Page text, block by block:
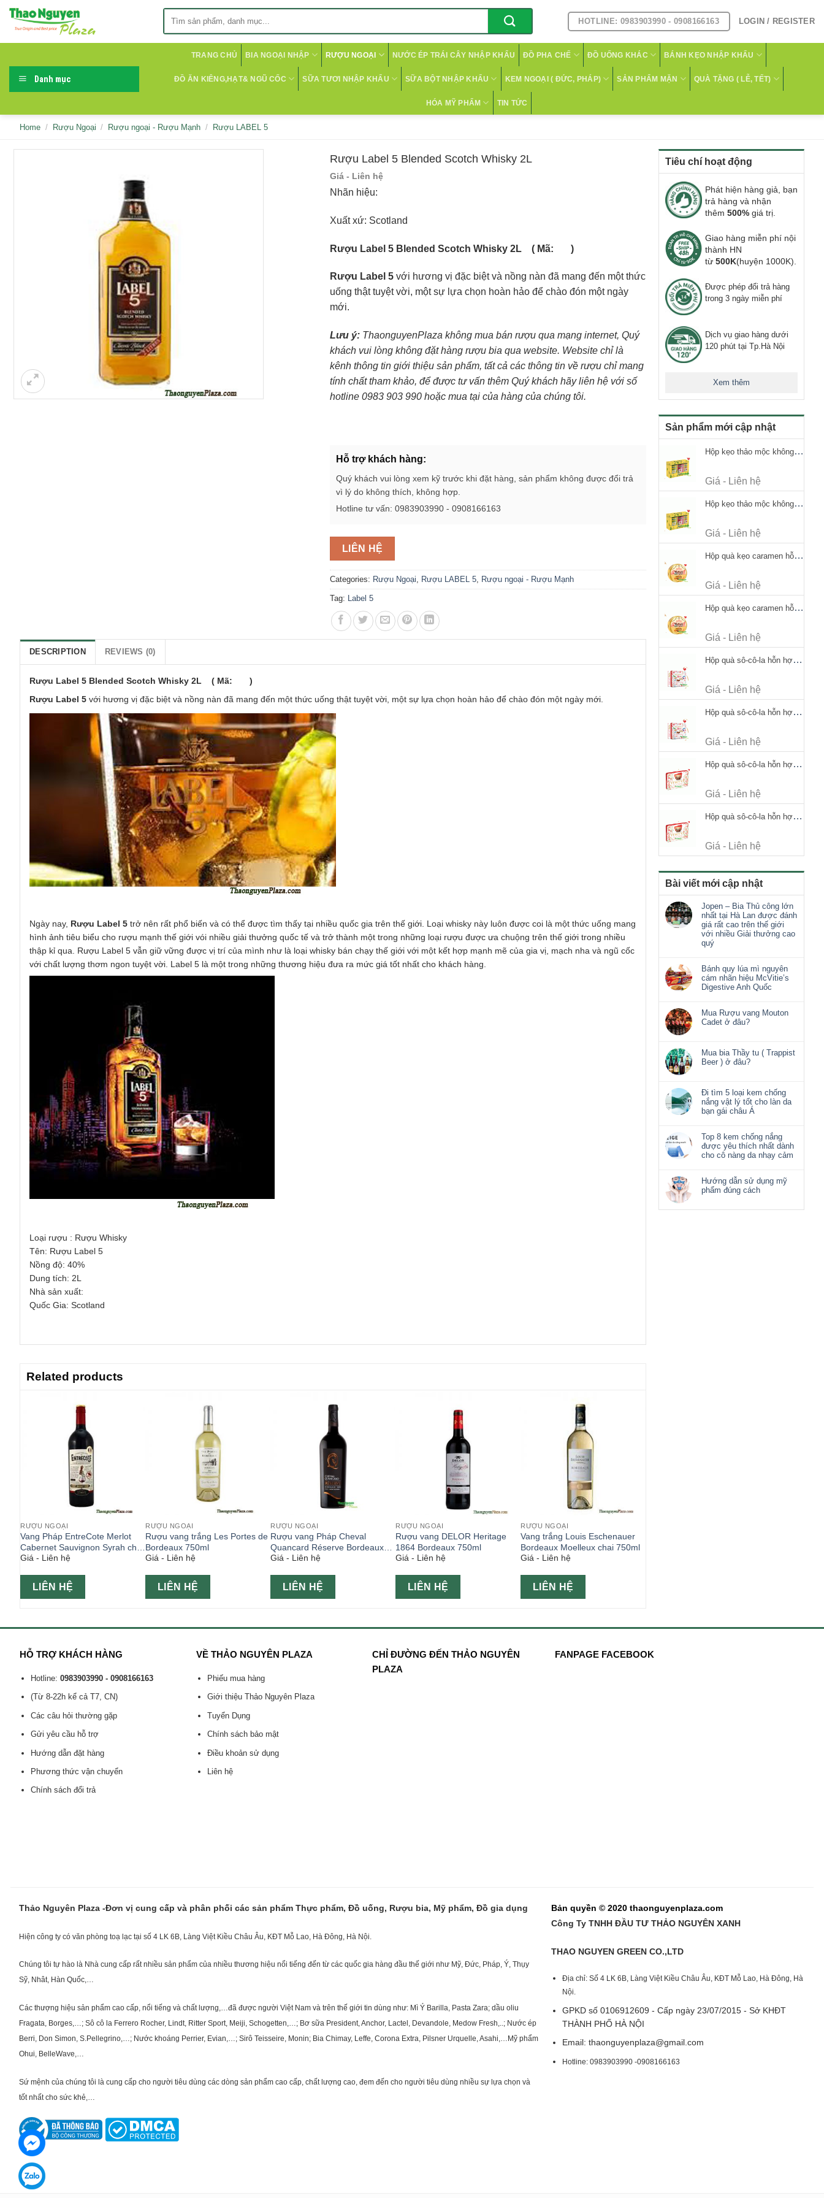
Skip
HOTLINE: 0983903990 - 0908166163 LOGIN / REGISTER
Danh mục
TRANG CHỦ BIA NGOẠI NHẬP RƯỢU NGOẠI NƯỚC ÉP TRÁI CÂY NHẬP KHẨU ĐỒ PHA CHẾ ĐỒ UỐNG KHÁC BÁNH KẸO NHẬP KHẨU
ĐỒ ĂN KIÊNG,HẠT& NGŨ CỐC SỮA TƯƠI NHẬP KHẨU SỮA BỘT NHẬP KHẨU KEM NGOẠI ( ĐỨC, PHÁP) SẢN PHẨM MẶN QUÀ TẶNG ( LỄ, TẾT)
HÓA MỸ PHẨM TIN TỨC
Home / Rượu Ngoại / Rượu ngoại - Rượu Mạnh / Rượu LABEL 5
Tiêu chí hoạt động
Phát hiện hàng giả, bạn
trả hàng và nhận
thêm 500% giá trị.
Giao hàng miễn phí nội
thành HN
từ 500K(huyện 1000K).
Được phép đổi trả hàng
trong 3 ngày miễn phí
Dịch vụ giao hàng dưới
120 phút tại Tp.Hà Nội
Xem thêm
Sản phẩm mới cập nhật
Hộp kẹo thảo mộc không đường Ricola Signature 112.5g
Giá - Liên hệ
Hộp kẹo thảo mộc không đường Ricola Signature 112.5g
Giá - Liên hệ
Hộp quà kẹo caramen hỗn hợp Werther's Original Caramel Candy 170g
Giá - Liên hệ
Hộp quà kẹo caramen hỗn hợp Werther's Original Caramel Candy 170g
Giá - Liên hệ
Hộp quà sô-cô-la hỗn hợp Merci Petits Chocolate Collection 125g thiếc
Giá - Liên hệ
Hộp quà sô-cô-la hỗn hợp Merci Petits Chocolate Collection 125g thiếc
Giá - Liên hệ
Hộp quà sô-cô-la hỗn hợp Merci Finest Selection 250g thiếc
Giá - Liên hệ
Hộp quà sô-cô-la hỗn hợp Merci Finest Selection 250g thiếc
Giá - Liên hệ
Bài viết mới cập nhật
Jopen – Bia Thủ công lớn
nhất tại Hà Lan được đánh
giá rất cao trên thế giới
với nhiều Giải thưởng cao
quý
Bánh quy lúa mì nguyên
cám nhãn hiệu McVitie’s
Digestive Anh Quốc
Mua Rượu vang Mouton
Cadet ở đâu?
Mua bia Thầy tu ( Trappist
Beer ) ở đâu?
Đi tìm 5 loại kem chống
nắng vật lý tốt cho làn da
bạn gái châu Á
Top 8 kem chống nắng
được yêu thích nhất dành
cho cô nàng da nhạy cảm
Hướng dẫn sử dụng mỹ
phẩm đúng cách
Rượu Label 5 Blended Scotch Whisky 2L
Giá - Liên hệ
Nhãn hiệu:
Xuất xứ: Scotland
Rượu Label 5 Blended Scotch Whisky 2L ( Mã: )
Rượu Label 5 với hương vị đặc biệt và nồng nàn đã mang đến một thức
uống thật tuyệt vời, một sự lựa chọn hoàn hảo để chào đón một ngày
mới.
Lưu ý: ThaonguyenPlaza không mua bán rượu qua mạng internet, Quý
khách vui lòng không đặt hàng rượu bia qua website. Website chỉ là
kênh thông tin giới thiệu sản phẩm, tất cả các thông tin về rượu chỉ mang
tính chất tham khảo, để được tư vấn thêm Quý khách hãy liên hệ với số
hotline 0983 903 990 hoặc mua tại của hàng của chúng tôi.
Hỗ trợ khách hàng:
Quý khách vui lòng xem kỹ trước khi đặt hàng, sản phẩm không được đổi trả
vì lý do không thích, không hợp.
Hotline tư vấn: 0983903990 - 0908166163
LIÊN HỆ
Categories: Rượu Ngoại, Rượu LABEL 5, Rượu ngoại - Rượu Mạnh
Tag: Label 5
DESCRIPTION REVIEWS (0)
Rượu Label 5 Blended Scotch Whisky 2L ( Mã: )
Rượu Label 5 với hương vị đặc biệt và nồng nàn đã mang đến một thức uống thật tuyệt vời, một sự lựa chọn hoàn hảo để chào đón một ngày mới.
Ngày nay, Rượu Label 5 trở nên rất phổ biến và có thể được tìm thấy tại nhiều quốc gia trên thế giới. Loại whisky này luôn được coi là một thức uống mang
hình ảnh tiêu biểu cho rượu mạnh thế giới vói nhiều giải thưởng quốc tế và trở thành một trong những loại rượu được ưa chuộng trên thế giới trong nhiều
thập kỉ qua. Rượu Label 5 vẫn giữ vững được vị trí của mình như là loại whisky bán chạy thế giới với một kết hợp mạnh mẽ của gia vị, mạch nha và ngũ cốc
với chất lượng thơm ngon tuyệt vời. Label 5 là một trong những thương hiệu đưa ra mức giá tốt nhất cho khách hàng.
Loại rượu : Rượu Whisky
Tên: Rượu Label 5
Nồng độ: 40%
Dung tích: 2L
Nhà sản xuất:
Quốc Gia: Scotland
Related products
RƯỢU NGOẠI
Vang Pháp EntreCote Merlot
Cabernet Sauvignon Syrah chai
750ml
Giá - Liên hệ
LIÊN HỆ
RƯỢU NGOẠI
Rượu vang trắng Les Portes de
Bordeaux 750ml
Giá - Liên hệ
LIÊN HỆ
RƯỢU NGOẠI
Rượu vang Pháp Cheval
Quancard Réserve Bordeaux
750ml
Giá - Liên hệ
LIÊN HỆ
RƯỢU NGOẠI
Rượu vang DELOR Heritage
1864 Bordeaux 750ml
Giá - Liên hệ
LIÊN HỆ
RƯỢU NGOẠI
Vang trắng Louis Eschenauer
Bordeaux Moelleux chai 750ml
Giá - Liên hệ
LIÊN HỆ
HỖ TRỢ KHÁCH HÀNG
Hotline: 0983903990 - 0908166163
(Từ 8-22h kể cả T7, CN)
Các câu hỏi thường gặp
Gửi yêu cầu hỗ trợ
Hướng dẫn đặt hàng
Phương thức vận chuyển
Chính sách đổi trả
VỀ THẢO NGUYÊN PLAZA
Phiếu mua hàng
Giới thiệu Thảo Nguyên Plaza
Tuyển Dụng
Chính sách bảo mật
Điều khoản sử dụng
Liên hệ
CHỈ ĐƯỜNG ĐẾN THẢO NGUYÊN
PLAZA
FANPAGE FACEBOOK
Thảo Nguyên Plaza -Đơn vị cung cấp và phân phối các sản phẩm Thực phẩm, Đồ uống, Rượu bia, Mỹ phẩm, Đồ gia dụng
Hiện công ty có văn phòng toạ lạc tại số 4 LK 6B, Làng Việt Kiều Châu Âu, KĐT Mỗ Lao, Hà Đông, Hà Nội.
Chúng tôi tự hào là Nhà cung cấp rất nhiều sản phẩm của nhiều thương hiệu nổi tiếng đến từ các quốc gia hàng đầu thế giới như Mỹ, Đức, Pháp, Ý, Thụy
Sỹ, Nhât, Hàn Quốc,…
Các thượng hiệu sản phẩm cao cấp, nổi tiếng và chất lượng,…đã được người Việt Nam và trên thế giới tin dùng như: Mì Ý Barilla, Pasta Zara; dầu oliu
Fragata, Borges,…; Sô cô la Ferrero Rocher, Lindt, Ritter Sport, Meiji, Schogetten,…; Bơ sữa President, Anchor, Lactel, Devandole, Medow Fresh,..; Nước ép
Berri, Don Simon, S.Pellegrino,…; Nước khoáng Perrier, Evian,…; Sirô Teisseire, Monin; Bia Chimay, Leffe, Corona Extra, Pilsner Urquelle, Asahi,…Mỹ phẩm
Ohui, BelleWave,…
Sứ mệnh của chúng tôi là cung cấp cho người tiêu dùng các dòng sản phẩm cao cấp, chất lượng cao, đem đến cho người tiêu dùng nhiều sự lựa chọn và
tốt nhất cho sức khẻ,…
Bản quyền © 2020 thaonguyenplaza.com
Công Ty TNHH ĐẦU TƯ THẢO NGUYÊN XANH
THAO NGUYEN GREEN CO.,LTD
Địa chỉ: Số 4 LK 6B, Làng Việt Kiều Châu Âu, KĐT Mỗ Lao, Hà Đông, Hà
Nội.
GPKD số 0106912609 - Cấp ngày 23/07/2015 - Sở KHĐT
THÀNH PHỐ HÀ NỘI
Email:thaonguyenplaza@gmail.com
Hotline: 0983903990 -0908166163